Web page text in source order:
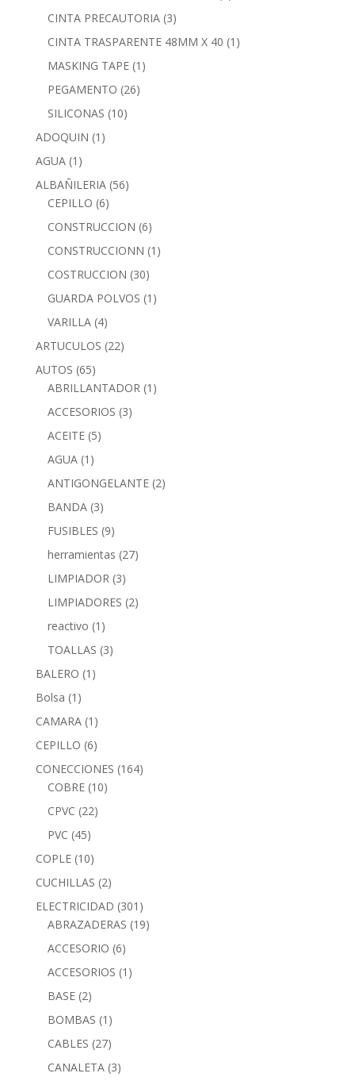
CINTA PRECAUTORIA (3)
CINTA TRASPARENTE 48MM X 40 (1)
MASKING TAPE (1)
PEGAMENTO (26)
SILICONAS (10)
ADOQUIN (1)
AGUA (1)
ALBAÑILERIA (56)
CEPILLO (6)
CONSTRUCCION (6)
CONSTRUCCIONN (1)
COSTRUCCION (30)
GUARDA POLVOS (1)
VARILLA (4)
ARTUCULOS (22)
AUTOS (65)
ABRILLANTADOR (1)
ACCESORIOS (3)
ACEITE (5)
AGUA (1)
ANTIGONGELANTE (2)
BANDA (3)
FUSIBLES (9)
herramientas (27)
LIMPIADOR (3)
LIMPIADORES (2)
reactivo (1)
TOALLAS (3)
BALERO (1)
Bolsa (1)
CAMARA (1)
CEPILLO (6)
CONECCIONES (164)
COBRE (10)
CPVC (22)
PVC (45)
COPLE (10)
CUCHILLAS (2)
ELECTRICIDAD (301)
ABRAZADERAS (19)
ACCESORIO (6)
ACCESORIOS (1)
BASE (2)
BOMBAS (1)
CABLES (27)
CANALETA (3)